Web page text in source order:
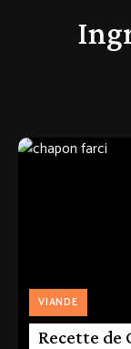
VIANDE
Recette de